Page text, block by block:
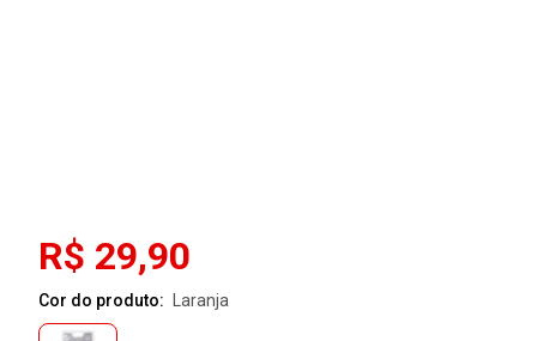
R$ 29,90
Cor do produto: laranja